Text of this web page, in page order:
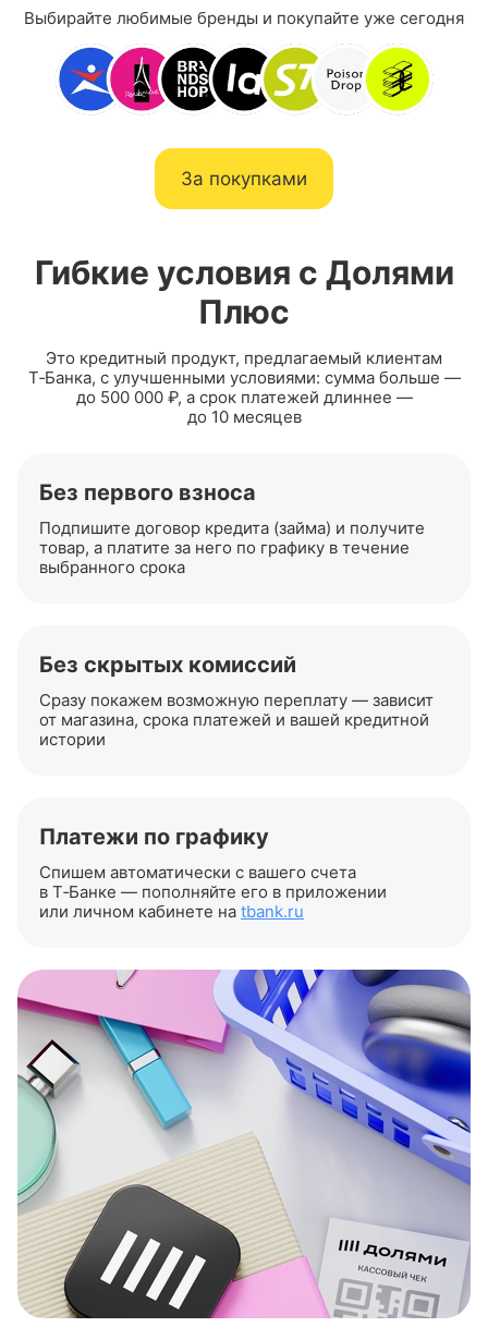
Выбирайте любимые бренды и покупайте уже сегодня
За покупками
Гибкие условия с Долями
Плюс
Это кредитный продукт, предлагаемый клиентам
Т‑Банка, с улучшенными условиями: сумма больше —
до 500 000 ₽, а срок платежей длиннее —
до 10 месяцев
Без первого взноса
Подпишите договор кредита (займа) и получите
товар, а платите за него по графику в течение
выбранного срока
Без скрытых комиссий
Сразу покажем возможную переплату — зависит
от магазина, срока платежей и вашей кредитной
истории
Платежи по графику
Спишем автоматически с вашего счета
в Т‑Банке — пополняйте его в приложении
или личном кабинете на tbank.ru